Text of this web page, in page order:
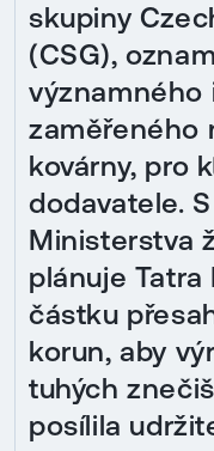
skupiny
(CSG),
významného
zaměřeného
kovárny, pro
dodavatele.
Ministerstva
plánuje
částku
korun, aby
tuhých
posílila